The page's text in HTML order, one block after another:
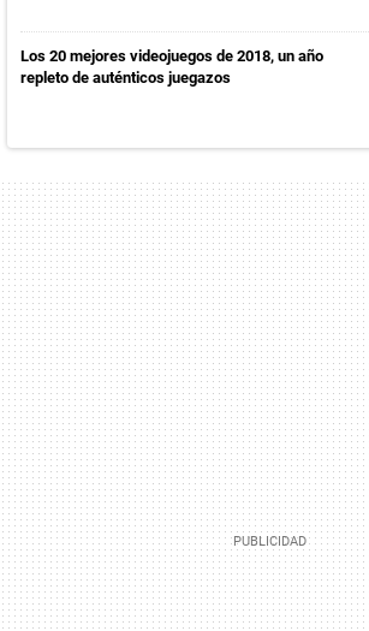
Los 20 mejores videojuegos de 2018, un año
repleto de auténticos juegazos